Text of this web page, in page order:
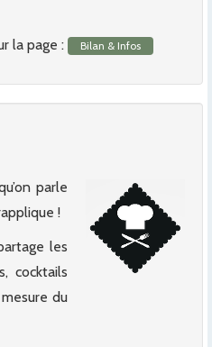
la page :
Bilan & Infos
parle
!
les
cocktails
du